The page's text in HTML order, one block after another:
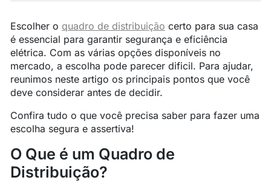
Escolher o quadro de distribuição certo para sua casa
é essencial para garantir segurança e eficiência
elétrica. Com as várias opções disponíveis no
mercado, a escolha pode parecer dificil. Para ajudar,
reunimos neste artigo os principais pontos que você
deve considerar antes de decidir.
Confira tudo o que você precisa saber para fazer uma
escolha segura e assertiva!
O Que é um Quadro de
Distribuição?